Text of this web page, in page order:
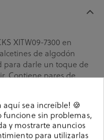
XITW09-7300 en
de algodón
para darle un toque de
Contiene pares de
sea increíble! 🍪
funcione sin problemas,
y mostrarte anuncios
para utilizarlas